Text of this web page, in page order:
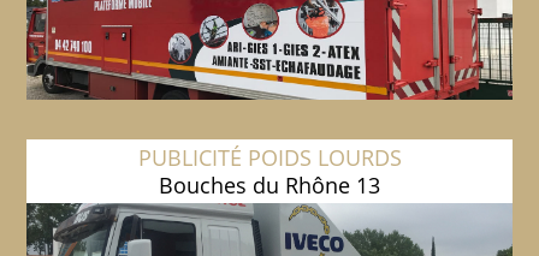
PUBLICITÉ POIDS LOURDS
Bouches du Rhône 13